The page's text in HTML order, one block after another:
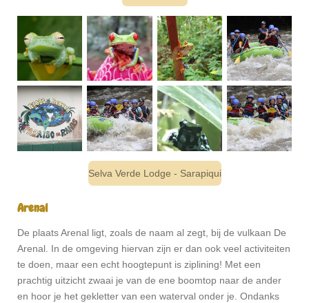
Selva Verde Lodge - Sarapiqui
Arenal
De plaats Arenal ligt, zoals de naam al zegt, bij de vulkaan De
Arenal. In de omgeving hiervan zijn er dan ook veel activiteiten
te doen, maar een echt hoogtepunt is ziplining! Met een
prachtig uitzicht zwaai je van de ene boomtop naar de ander
en hoor je het gekletter van een waterval onder je. Ondanks